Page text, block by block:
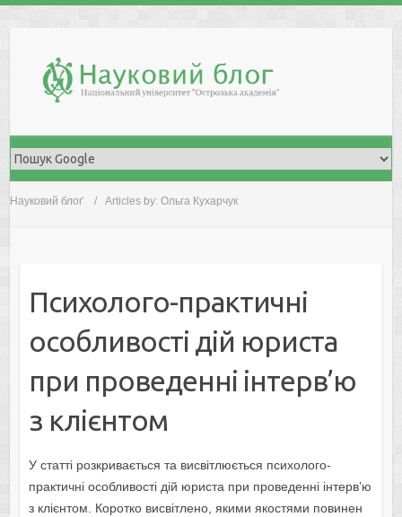
Науковий блоґ Articles by: Ольга Кухарчук
Психолого-практичні
особливості дій юриста
при проведенні інтерв’ю
з клієнтом
У статті розкривається та висвітлюється психолого-
практичні особливості дій юриста при проведенні інтерв’ю
з клієнтом. Коротко висвітлено, якими якостями повинен